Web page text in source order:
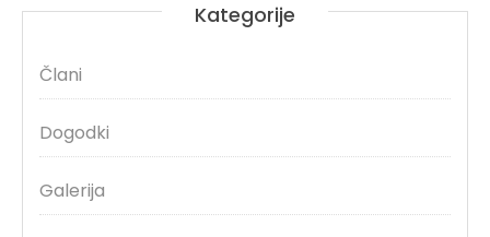
Kategorije
Člani
Dogodki
Galerija